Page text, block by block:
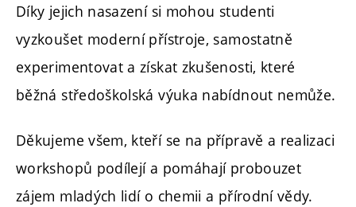
Díky jejich nasazení si mohou studenti
vyzkoušet moderní přístroje, samostatně
experimentovat a získat zkušenosti, které
běžná středoškolská výuka nabídnout nemůže.
Děkujeme všem, kteří se na přípravě a realizaci
workshopů podílejí a pomáhají probouzet
zájem mladých lidí o chemii a přírodní vědy.